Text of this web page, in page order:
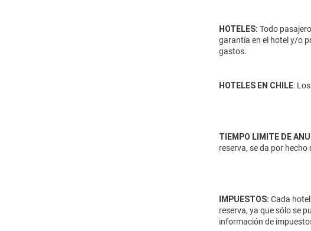
HOTELES: Todo
garantía en el hotel y/o
gastos.
HOTELES EN CHILE:
TIEMPO LIMITE DE
reserva, se da por
IMPUESTOS: Cada
reserva, ya que sólo se
información de